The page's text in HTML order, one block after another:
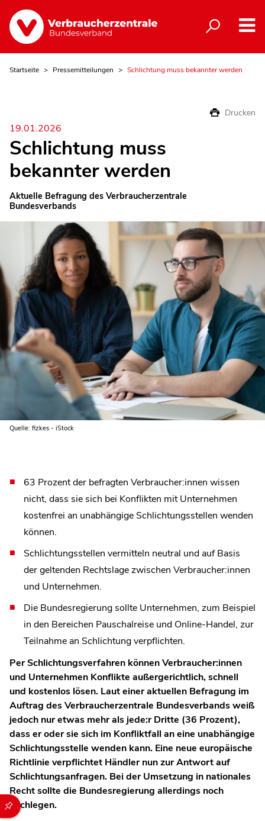
Durch die folgenden Buttons können Sie direkt auf einen
Startseite Pressemitteilungen Schlichtung muss bekannter werden
Drucken
19.01.2026
Schlichtung muss
bekannter werden
Aktuelle Befragung des Verbraucherzentrale
Bundesverbands
Quelle: fizkes - iStock
63 Prozent der befragten Verbraucher:innen wissen
nicht, dass sie sich bei Konflikten mit Unternehmen
kostenfrei an unabhängige Schlichtungsstellen wenden
können.
Schlichtungsstellen vermitteln neutral und auf Basis
der geltenden Rechtslage zwischen Verbraucher:innen
und Unternehmen.
Die Bundesregierung sollte Unternehmen, zum Beispiel
in den Bereichen Pauschalreise und Online-Handel, zur
Teilnahme an Schlichtung verpflichten.
Per Schlichtungsverfahren können Verbraucher:innen
und Unternehmen Konflikte außergerichtlich, schnell
und kostenlos lösen. Laut einer aktuellen Befragung im
Auftrag des Verbraucherzentrale Bundesverbands weiß
jedoch nur etwas mehr als jede:r Dritte (36 Prozent),
dass er oder sie sich im Konfliktfall an eine unabhängige
Schlichtungsstelle wenden kann. Eine neue europäische
Richtlinie verpflichtet Händler nun zur Antwort auf
Schlichtungsanfragen. Bei der Umsetzung in nationales
Recht sollte die Bundesregierung allerdings noch
nachlegen.